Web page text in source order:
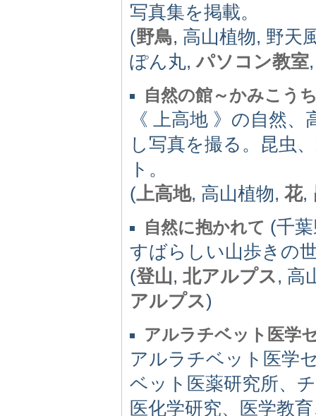
写真集を掲載。
(野鳥, 高山植物, 野天
ぽん丸,パソコン教室
自然の館～かみこう
《 上高地 》の自然
し写真を撮る。昆虫
ト。
(上高地, 高山植物, 花,
自然に抱かれて (千
すばらしい山歩きの
(登山, 北アルプス, 高
アルプス)
アルラチベット医学
アルラチベット医学
ベット医薬研究所、
医化学研究、医学教